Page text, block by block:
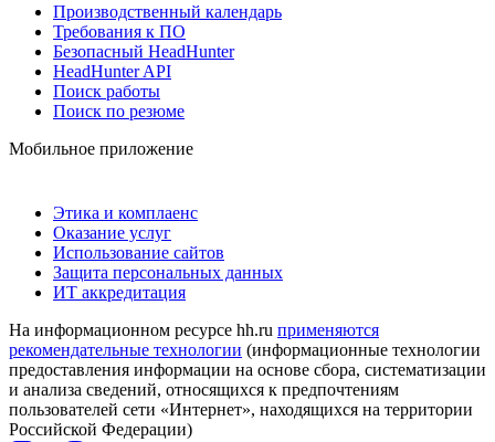
Производственный календарь
Требования к ПО
Безопасный HeadHunter
HeadHunter API
Поиск работы
Поиск по резюме
Мобильное приложение
Этика и комплаенс
Оказание услуг
Использование сайтов
Защита персональных данных
ИТ аккредитация
На информационном ресурсе hh.ru применяются
рекомендательные технологии (информационные технологии
предоставления информации на основе сбора, систематизации
и анализа сведений, относящихся к предпочтениям
пользователей сети «Интернет», находящихся на территории
Российской Федерации)